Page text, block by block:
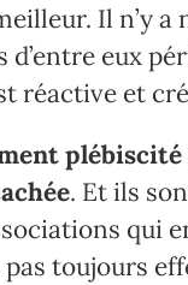
Il n’y
d’entre eux
réactive et
. Et ils
qui
pas toujours